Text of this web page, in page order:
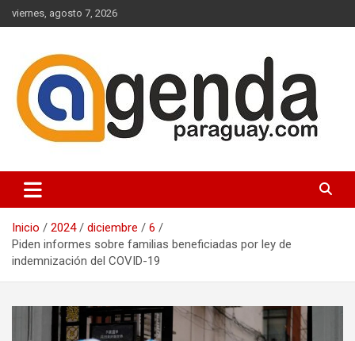
Saltar
al
viernes, agosto 7, 2026
Agenda Paraguay
Inicio 2024 diciembre
6
Piden informes sobre familias beneficiadas por ley de
indemnización del COVID-19